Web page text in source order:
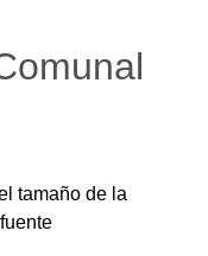
tamaño de la